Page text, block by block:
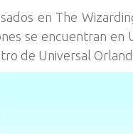
en The
se encuentran
de Universal